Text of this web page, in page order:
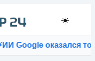
☀️
Google оказался